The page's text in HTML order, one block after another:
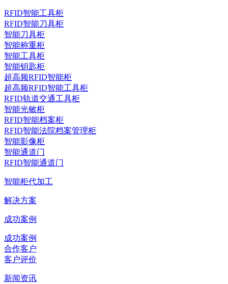
RFID智能工具柜
RFID智能刀具柜
智能刀具柜
智能称重柜
智能工具柜
智能钥匙柜
超高频RFID智能柜
超高频RFID智能工具柜
RFID轨道交通工具柜
智能光敏柜
RFID智能档案柜
RFID智能法院档案管理柜
智能影像柜
智能通道门
RFID智能通道门
智能柜代加工
解决方案
成功案例
成功案例
合作客户
客户评价
新闻资讯